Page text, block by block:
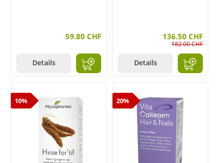
59.80 CHF
Details
136.50 CHF
182.00 CHF
Details
10% 20%